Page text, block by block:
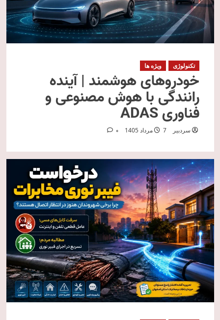
تکنولوژی ویژه ها
خودروهای هوشمند | آینده
رانندگی با هوش مصنوعی و
فناوری ADAS
سردبیر 7 مرداد 1405 0